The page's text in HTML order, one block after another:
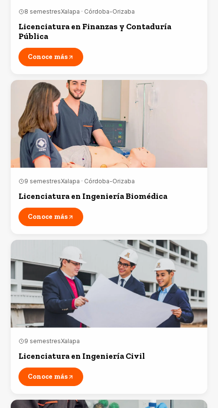
8 semestresXalapa · Córdoba-Orizaba
Licenciatura en Finanzas y Contaduría
Pública
Conoce más
9 semestresXalapa · Córdoba-Orizaba
Licenciatura en Ingeniería Biomédica
Conoce más
9 semestresXalapa
Licenciatura en Ingeniería Civil
Conoce más